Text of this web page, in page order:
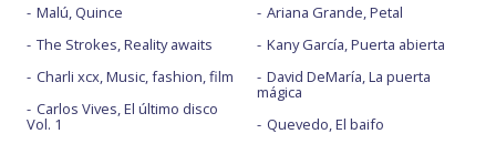
Malú, Quince
The Strokes, Reality awaits
Charli xcx, Music, fashion, film
Carlos Vives, El último disco
Vol. 1
Ariana Grande, Petal
Kany García, Puerta abierta
David DeMaría, La puerta
mágica
Quevedo, El baifo